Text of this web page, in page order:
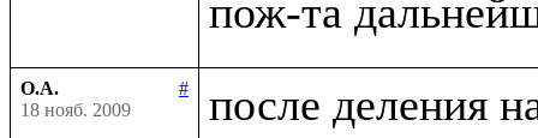
О.А.
#
18 нояб. 2009
после деления